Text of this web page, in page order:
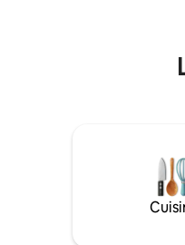
extérieur avec
de soleil
époustouflants